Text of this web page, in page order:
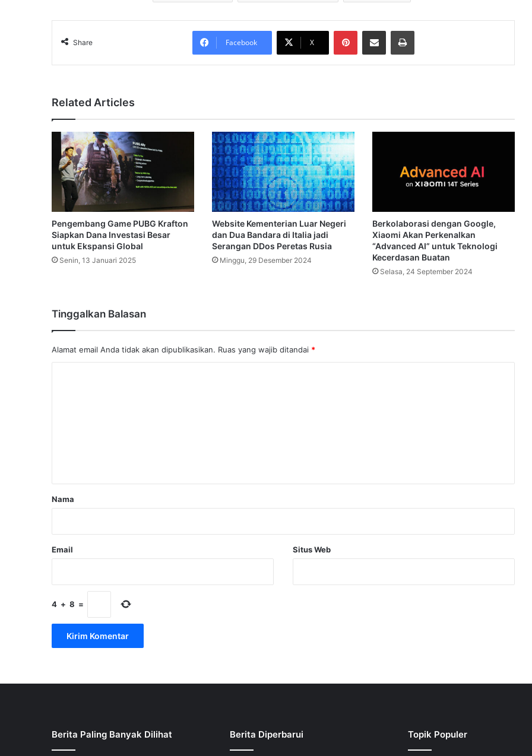
Share Facebook X
PinterestShare via Email Print
Related Articles
Pengembang Game PUBG Krafton
Siapkan Dana Investasi Besar
untuk Ekspansi Global
Senin, 13 Januari 2025
Website Kementerian Luar Negeri
dan Dua Bandara di Italia jadi
Serangan DDos Peretas Rusia
Minggu, 29 Desember 2024
Berkolaborasi dengan Google,
Xiaomi Akan Perkenalkan
“Advanced AI” untuk Teknologi
Kecerdasan Buatan
Selasa, 24 September 2024
Tinggalkan Balasan
Alamat email Anda tidak akan dipublikasikan. Ruas yang wajib ditandai *
rNama
Email Situs Web
4 + 8 =
Berita Paling Banyak Dilihat Berita Diperbarui Topik Populer